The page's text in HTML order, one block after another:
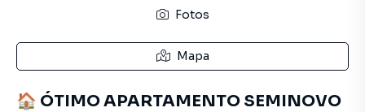
Fotos
Mapa
🏠 ÓTIMO APARTAMENTO SEMINOVO